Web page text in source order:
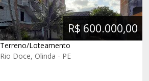
R$ 600.000,00
Terreno/Loteamento
Rio Doce, Olinda - PE